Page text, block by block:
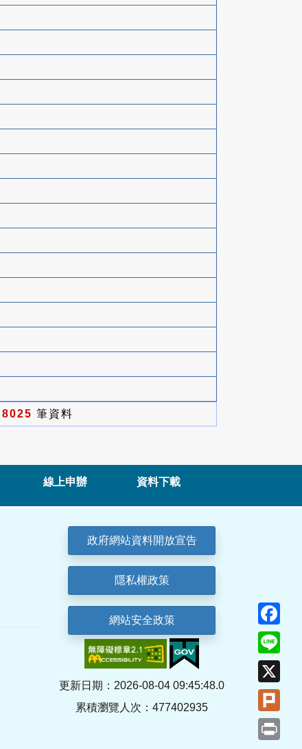
8025 筆資料
線上申辦 資料下載
政府網站資料開放宣告
隱私權政策
網站安全政策
更新日期：2026-08-04 09:45:48.0
累積瀏覽人次：477402935